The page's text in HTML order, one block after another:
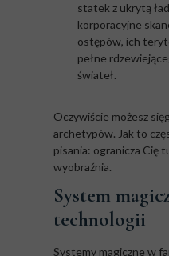
statek z ukrytą
korporacyjne
ostępów, ich
pełne
świateł.
Oczywiście możesz
archetypów. Jak to
pisania: ogranicza Cię
wyobraźnia.
System
technologii
Systemy magiczne w